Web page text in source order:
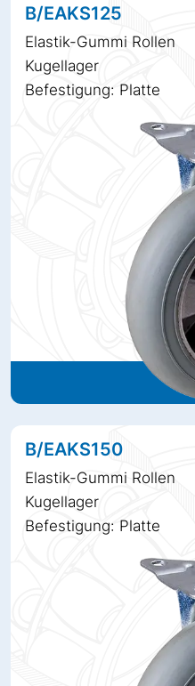
B/EAKS125
Elastik-Gummi Rollen
Kugellager
Befestigung: Platte
B/EAKS150
Elastik-Gummi Rollen
Kugellager
Befestigung: Platte